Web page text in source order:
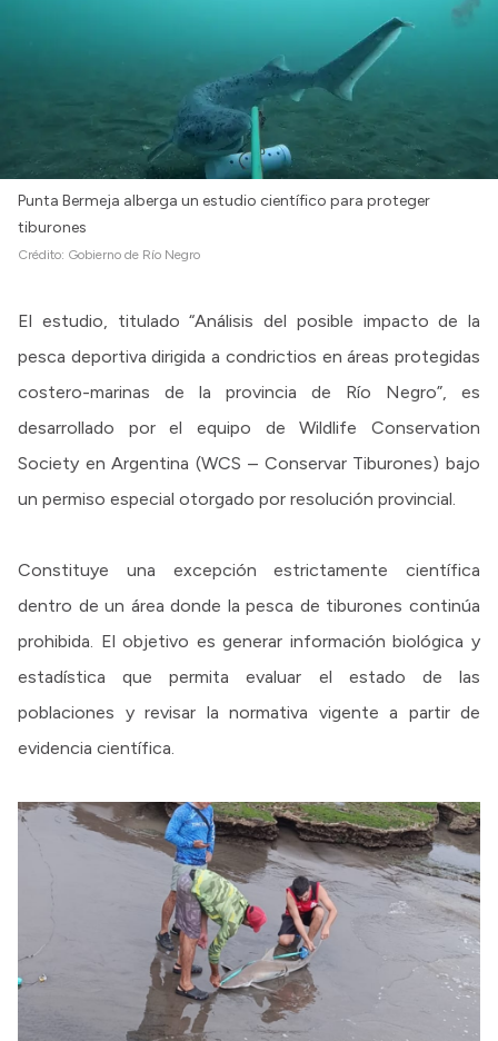
Punta Bermeja alberga un estudio científico para proteger
tiburones
Crédito: Gobierno de Río Negro
El estudio, titulado “Análisis del posible impacto de la
pesca deportiva dirigida a condrictios en áreas protegidas
costero-marinas de la provincia de Río Negro”, es
desarrollado por el equipo de Wildlife Conservation
Society en Argentina (WCS – Conservar Tiburones) bajo
un permiso especial otorgado por resolución provincial.
Constituye una excepción estrictamente científica
dentro de un área donde la pesca de tiburones continúa
prohibida. El objetivo es generar información biológica y
estadística que permita evaluar el estado de las
poblaciones y revisar la normativa vigente a partir de
evidencia científica.